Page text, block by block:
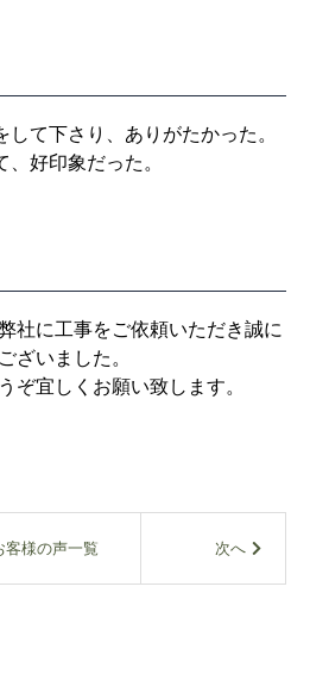
て下さり、ありがたかった。
好印象だった。
社に工事をご依頼いただき誠に
ざいました。
ぞ宜しくお願い致します。
客様の声一覧